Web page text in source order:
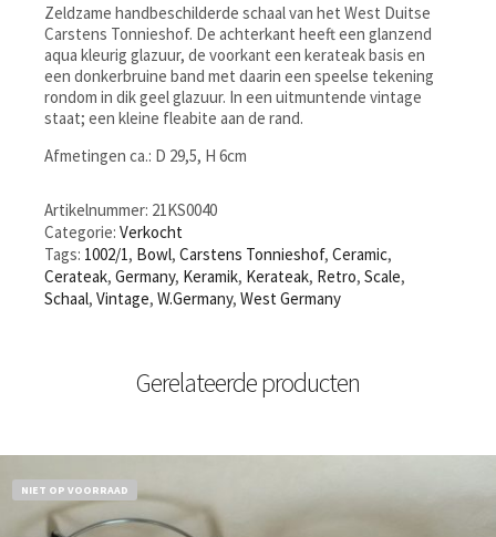
Zeldzame handbeschilderde schaal van het West Duitse
Carstens Tonnieshof. De achterkant heeft een glanzend
aqua kleurig glazuur, de voorkant een kerateak basis en
een donkerbruine band met daarin een speelse tekening
rondom in dik geel glazuur. In een uitmuntende vintage
staat; een kleine fleabite aan de rand.
Afmetingen ca.: D 29,5, H 6cm
Artikelnummer: 21KS0040
Categorie: Verkocht
Tags: 1002/1, Bowl, Carstens Tonnieshof, Ceramic,
Cerateak, Germany, Keramik, Kerateak, Retro, Scale,
Schaal, Vintage, W.Germany, West Germany
Gerelateerde producten
NIET OP VOORRAAD